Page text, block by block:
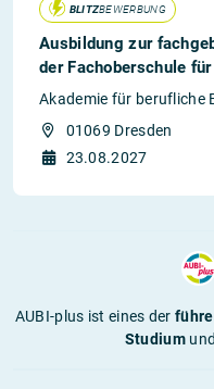
BLITZBEWERBUNG
Ausbildung zur
der Fachoberschule
Akademie für berufliche
01069 Dresden
23.08.2027
AUBI-plus ist eines der
Studium